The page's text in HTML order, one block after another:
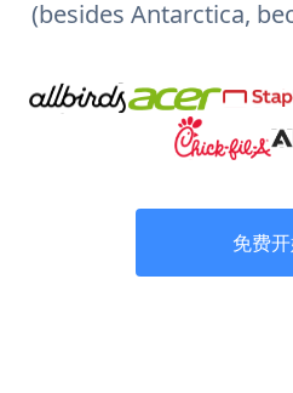
(besides Antarctica,
免费